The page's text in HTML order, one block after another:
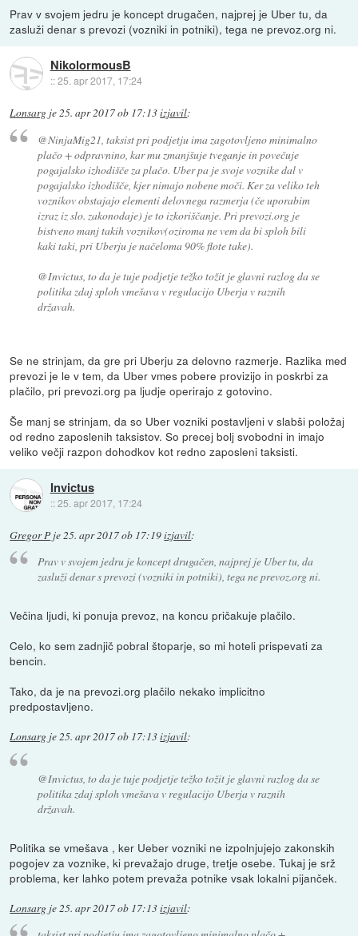
Prav v svojem jedru je koncept drugačen, najprej je Uber tu, da
zasluži denar s prevozi (vozniki in potniki), tega ne prevoz.org ni.
NikolormousB
::25. apr 2017, 17:24
Lonsarg je25. apr 2017 ob 17:13izjavil:
@NinjaMig21, taksist pri podjetju ima zagotovljeno minimalno
plačo + odpravnino, kar mu zmanjšuje tveganje in povečuje
pogajalsko izhodišče za plačo. Uber pa je svoje voznike dal v
pogajalsko izhodišče, kjer nimajo nobene moči. Ker za veliko teh
voznikov obstajajo elementi delovnega razmerja (če uporabim
izraz iz slo. zakonodaje) je to izkoriščanje. Pri prevozi.org je
bistveno manj takih voznikov(oziroma ne vem da bi sploh bili
kaki taki, pri Uberju je načeloma 90% flote take).
@Invictus, to da je tuje podjetje težko tožit je glavni razlog da se
politika zdaj sploh vmešava v regulacijo Uberja v raznih
državah.
Se ne strinjam, da gre pri Uberju za delovno razmerje. Razlika med
prevozi je le v tem, da Uber vmes pobere provizijo in poskrbi za
plačilo, pri prevozi.org pa ljudje operirajo z gotovino.
Še manj se strinjam, da so Uber vozniki postavljeni v slabši položaj
od redno zaposlenih taksistov. So precej bolj svobodni in imajo
veliko večji razpon dohodkov kot redno zaposleni taksisti.
Invictus
::25. apr 2017, 17:24
Gregor P je 25. apr 2017 ob 17:19izjavil:
Prav v svojem jedru je koncept drugačen, najprej je Uber tu, da
zasluži denar s prevozi (vozniki in potniki), tega ne prevoz.org ni.
Večina ljudi, ki ponuja prevoz, na koncu pričakuje plačilo.
Celo, ko sem zadnjič pobral štoparje, so mi hoteli prispevati za
bencin.
Tako, da je na prevozi.org plačilo nekako implicitno
predpostavljeno.
Lonsarg je25. apr 2017 ob 17:13izjavil:
@Invictus, to da je tuje podjetje težko tožit je glavni razlog da se
politika zdaj sploh vmešava v regulacijo Uberja v raznih
državah.
Politika se vmešava , ker Ueber vozniki ne izpolnjujejo zakonskih
pogojev za voznike, ki prevažajo druge, tretje osebe. Tukaj je srž
problema, ker lahko potem prevaža potnike vsak lokalni pijanček.
Lonsarg je 25. apr 2017 ob 17:13izjavil: